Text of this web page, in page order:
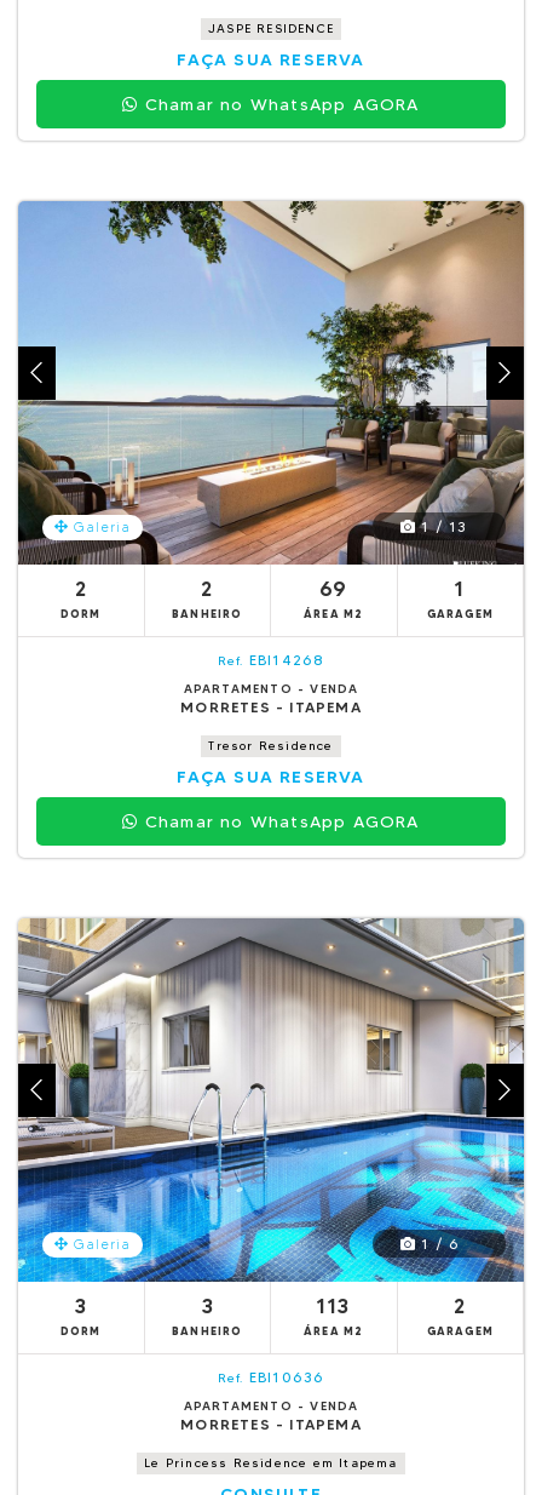
JASPE RESIDENCE
FAÇA SUA RESERVA
Chamar no WhatsApp AGORA
Galeria 1 / 13
2
DORM
2
BANHEIRO
69
ÁREA M2
1
GARAGEM
Ref. EBI14268
APARTAMENTO - VENDA
MORRETES - ITAPEMA
Tresor Residence
FAÇA SUA RESERVA
Chamar no WhatsApp AGORA
Galeria 1 / 6
3
DORM
3
BANHEIRO
113
ÁREA M2
2
GARAGEM
Ref. EBI10636
APARTAMENTO - VENDA
MORRETES - ITAPEMA
Le Princess Residence em Itapema